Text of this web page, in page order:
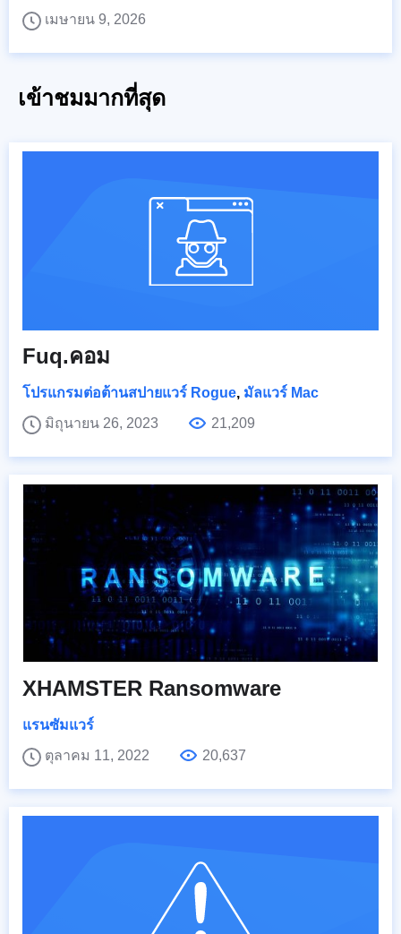
เมษายน 9, 2026
เข้าชมมากที่สุด
Fuq.คอม
โปรแกรมต่อต้านสปายแวร์ Rogue, มัลแวร์ Mac
มิถุนายน 26, 2023
21,209
XHAMSTER Ransomware
แรนซัมแวร์
ตุลาคม 11, 2022
20,637